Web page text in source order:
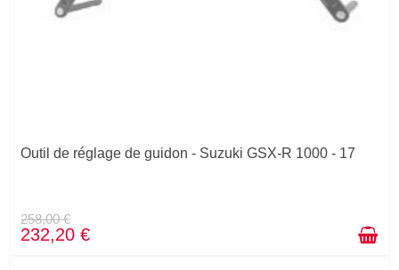
Outil de réglage de guidon - Suzuki GSX-R 1000 - 17
258,00 €
232,20 €